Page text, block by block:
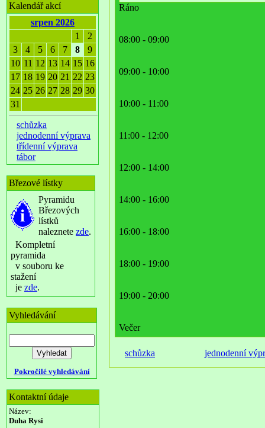
Kalendář akcí
srpen 2026
1
2
3
4 5 6 7 8
9
10 11 12 13 14 15 16
17 18 19 20 21 22 23
24 25 26 27 28 29 30
31
schůzka
jednodenní výprava
třídenní výprava
tábor
Březové lístky
Pyramidu
Březových
lístků
naleznete zde.
Kompletní
pyramida
v souboru ke
stažení
je zde.
Vyhledávání
Pokročilé vyhledávání
Kontaktní údaje
Název:
Duha Rysi
Ráno
08:00 - 09:00
09:00 - 10:00
10:00 - 11:00
11:00 - 12:00
12:00 - 14:00
14:00 - 16:00
16:00 - 18:00
18:00 - 19:00
19:00 - 20:00
Večer
schůzka jednodenní